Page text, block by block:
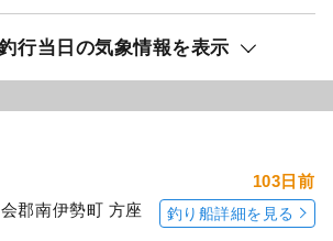
行当日の気象情報を表示
郡南伊勢町 方座
103日前
釣り船詳細を見る